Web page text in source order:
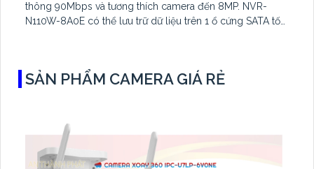
thông 90Mbps và tương thích camera đến 8MP. NVR-
N110W-8A0E có thể lưu trữ dữ liệu trên 1 ổ cứng SATA tối
SẢN PHẨM CAMERA GIÁ RẺ